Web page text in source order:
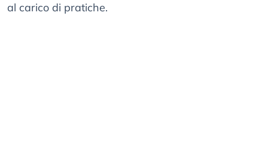
al carico di pratiche.